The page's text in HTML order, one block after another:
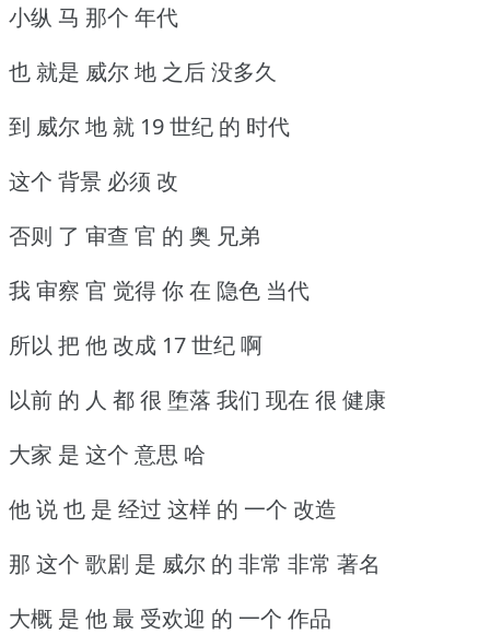
小纵 马 那个 年代
也 就是 威尔 地 之后 没多久
到 威尔 地 就 19 世纪 的 时代
这个 背景 必须 改
否则 了 审查 官 的 奥 兄弟
我 审察 官 觉得 你 在 隐色 当代
所以 把 他 改成 17 世纪 啊
以前 的 人 都 很 堕落 我们 现在 很 健康
大家 是 这个 意思 哈
他 说 也 是 经过 这样 的 一个 改造
那 这个 歌剧 是 威尔 的 非常 非常 著名
大概 是 他 最 受欢迎 的 一个 作品